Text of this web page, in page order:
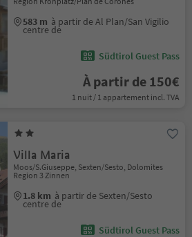
583 m à partir de Al Plan/San Vigilio
centre de
Südtirol Guest Pass
À partir de 150€
1 nuit / 1 appartement incl. TVA
Villa Maria
Moos/S.Giuseppe, Sexten/Sesto, Dolomites
Region 3 Zinnen
1.8 km à partir de Sexten/Sesto
centre de
Südtirol Guest Pass